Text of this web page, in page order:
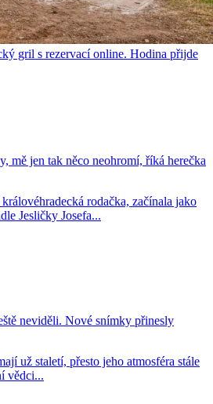
gril s rezervací online. Hodina přijde
mě jen tak něco neohromí, říká herečka
rodačka, začínala jako
Jesličky Josefa...
neviděli. Nové snímky přinesly
už staletí, přesto jeho atmosféra stále
vědci...